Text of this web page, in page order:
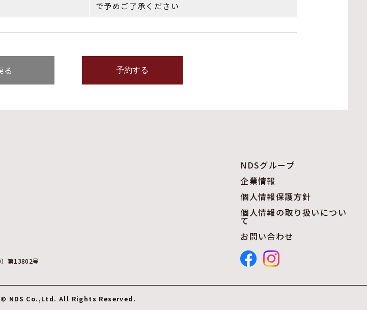
で予めご了承ください
る 予約する
第13802号
NDSグループ
企業情報
個人情報保護方針
個人情報の取り扱いについ
て
お問い合わせ
© NDS Co.,Ltd. All Rights Reserved.